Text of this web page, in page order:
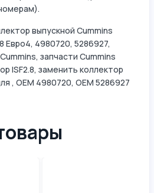
выпускной Cummins
Евро4, 4980720, 5286927,
запчасти Cummins
ISF2.8, заменить коллектор
, OEM 4980720, OEM 5286927